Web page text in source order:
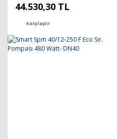
44.530,30 TL
Karşılaştır